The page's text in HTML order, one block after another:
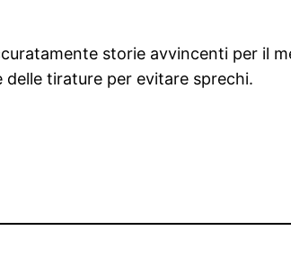
storie avvincenti per il
tirature per evitare sprechi.